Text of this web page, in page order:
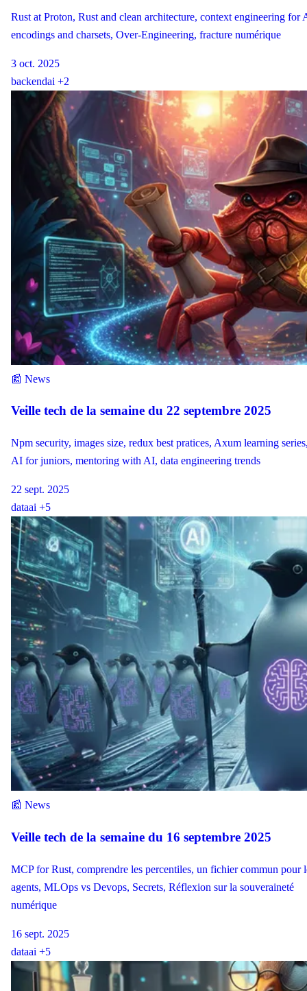
Rust at Proton, Rust and clean architecture, context engineering for
encodings and charsets, Over-Engineering, fracture numérique
3 oct. 2025
backendai +2
📰 News
Veille tech de la semaine du 22 septembre 2025
Npm security, images size, redux best pratices, Axum learning
AI for juniors, mentoring with AI, data engineering trends
22 sept. 2025
dataai +5
📰 News
Veille tech de la semaine du 16 septembre 2025
MCP for Rust, comprendre les percentiles, un fichier commun pour
agents, MLOps vs Devops, Secrets, Réflexion sur la souveraineté
numérique
16 sept. 2025
dataai +5